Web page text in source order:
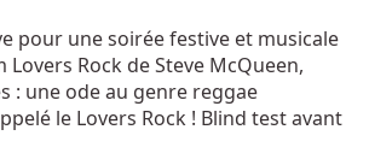
pour une soirée festive et musicale
Rock de Steve McQueen,
: une ode au genre reggae
le Lovers Rock ! Blind test avant